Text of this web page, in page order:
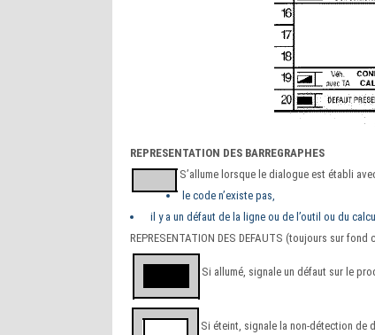
REPRESENTATION DES BARREGRAPHES
S’allume lorsque le dialogue est établi
le code n’existe pas,
il y a un défaut de la ligne ou de l’outil ou du
REPRESENTATION DES DEFAUTS (toujours sur fond
Si allumé, signale un défaut sur le
Si éteint, signale la non-détection de